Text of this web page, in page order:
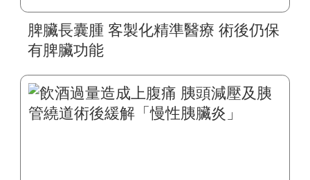
脾臟長囊腫 客製化精準醫療 術後仍保
有脾臟功能